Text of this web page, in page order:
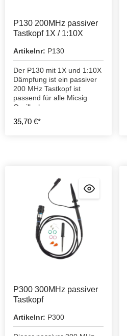
P130 200MHz passiver
Tastkopf 1X / 1:10X
Artikelnr: P130
Der P130 mit 1X und 1:10X
Dämpfung ist ein passiver
200 MHz Tastkopf ist
passend für alle Micsig
Oszilloskope.
35,70 €*
P300 300MHz passiver
Tastkopf
Artikelnr: P300